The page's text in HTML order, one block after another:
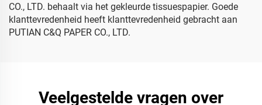
CO., LTD. behaalt via het gekleurde tissuespapier. Goede
klanttevredenheid heeft klanttevredenheid gebracht aan
PUTIAN C&Q PAPER CO., LTD.
Veelgestelde vragen over